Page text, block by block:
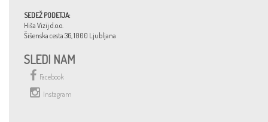
SEDEŽ PODETJA:
Hiša Vizij d.o.o.
Šišenska cesta 36, 1000 Ljubljana
SLEDI NAM
Facebook
Instagram